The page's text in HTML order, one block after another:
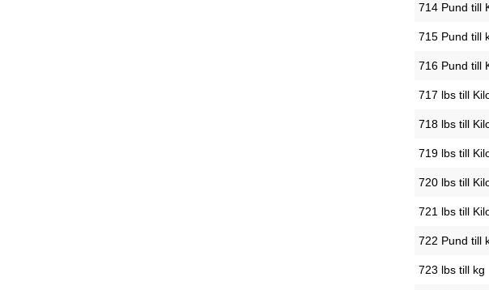
714 Pund till
715 Pund till
716 Pund till
717 lbs till
718 lbs till
719 lbs till
720 lbs till
721 lbs till
722 Pund till
723 lbs till kg